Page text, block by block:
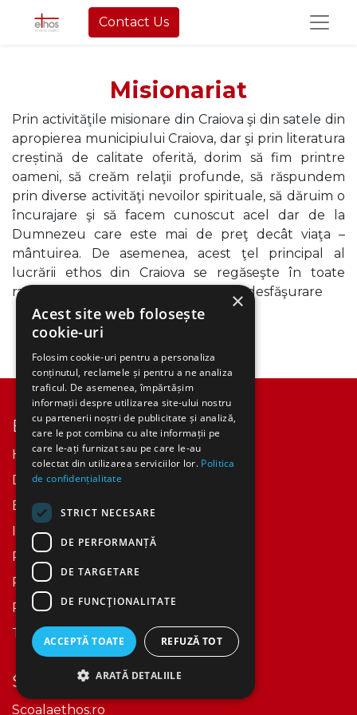
Contact Us
Misionariat
Prin activităţile misionare din Craiova şi din satele din
apropierea municipiului Craiova, dar şi prin literatura
creștină de calitate oferită, dorim să fim printre
oameni, să creăm relaţii profunde, să răspundem
prin diverse activităţi nevoilor spirituale, să dăruim o
încurajare şi să facem cunoscut acel dar de la
Dumnezeu care este mai de preţ decât viaţa –
mântuirea. De asemenea, acest ţel principal al
lucrării ethos din Craiova se regăseşte în toate
ramurile de activitate şi proiectele în desfăşurare
Explore
Home
Despre Noi​
Events
Istoric
Politica Cookies
Retur / Anulare
Politica Confidentialitate
Termeni si conditii
Services
Scoalaethos.ro
×
Acest site web folosește
cookie-uri
Folosim cookie-uri pentru a personaliza
conținutul, reclamele și pentru a ne analiza
traficul. De asemenea, împărtășim
informații despre utilizarea site-ului nostru
cu partenerii noștri de publicitate și analiză,
care le pot combina cu alte informații pe
care le-ați furnizat sau pe care le-au
colectat din utilizarea serviciilor lor. Politica
de confidențialitate
STRICT NECESARE
DE PERFORMANȚĂ
DE TARGETARE
DE FUNCŢIONALITATE
ACCEPTĂ TOATE REFUZĂ TOT
ARATĂ DETALIILE